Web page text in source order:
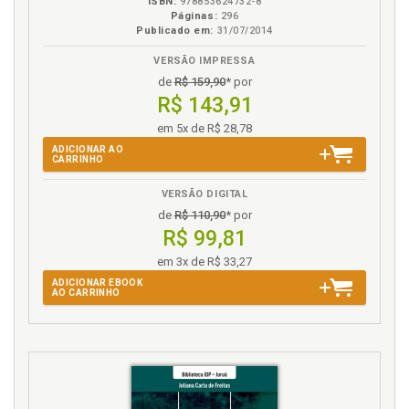
Indígena. Conteúdoescolar indígena, p. 59
Indígena. Educação indígena diferenciada e
específica como direito fundamental, p. 19
Indígena. Educação indígenae educação escolar
Indígena. Escola indígena a partirda concepção de
educação compartilhada pelos povos, p. 38
Intolerâncias oficiais recorrentes, p. 81
Jovem indígena. Protagonismo das crianças e dos
Páginas: 296
Publicado em: 31/07/2014
VERSÃO IMPRESSA
deR$ 159,90* por
R$ 143,91
em 5x de R$ 28,78
ADICIONAR AO
CARRINHO
VERSÃO DIGITAL
deR$ 110,90* por
R$ 99,81
em 3x de R$ 33,27
ADICIONAR EBOOK
AO CARRINHO